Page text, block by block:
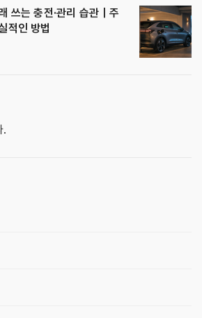
쓰는 충전·관리 습관｜주
적인 방법
.